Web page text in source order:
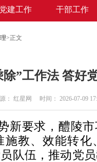
党建工作 干部工作
>正文
”工作法 答好
： 红星网 时间： 2026-07-09
新要求，醴陵
教、效能转化
队伍，推动党